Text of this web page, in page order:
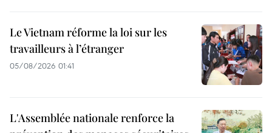
Le Vietnam réforme la loi sur les
travailleurs à l’étranger
05/08/2026 01:41
L'Assemblée nationale renforce la